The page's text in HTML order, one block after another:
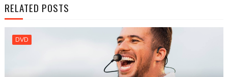
RELATED POSTS
DVD